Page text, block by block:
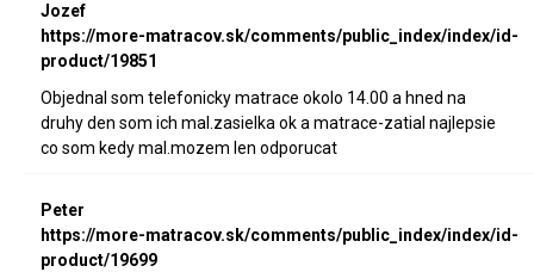
Jozef
https://more-matracov.sk/comments/public_index/index/id-
product/19851
Objednal som telefonicky matrace okolo 14.00 a hned na
druhy den som ich mal.zasielka ok a matrace-zatial najlepsie
co som kedy mal.mozem len odporucat
Peter
https://more-matracov.sk/comments/public_index/index/id-
product/19699